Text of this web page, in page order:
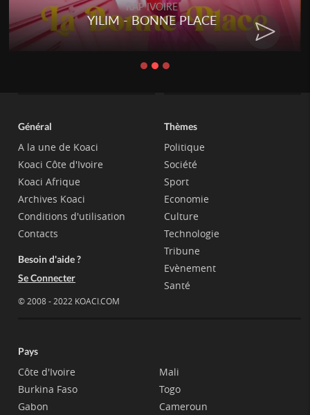
RAP IVOIRE
YILIM - BONNE PLACE
Général
A la une de Koaci
Koaci Côte d'Ivoire
Koaci Afrique
Archives Koaci
Conditions d'utilisation
Contacts
Besoin d'aide ?
Se Connecter
© 2008 - 2022 KOACI.COM
Thèmes
Politique
Société
Sport
Economie
Culture
Technologie
Tribune
Evènement
Santé
Pays
Côte d'Ivoire
Burkina Faso
Gabon
Mali
Togo
Cameroun